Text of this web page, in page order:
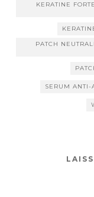
KERATINE
PATCH
SERUM ANTI-